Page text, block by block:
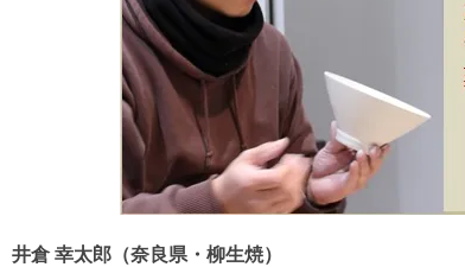
井倉 幸太郎（奈良県・柳生焼）